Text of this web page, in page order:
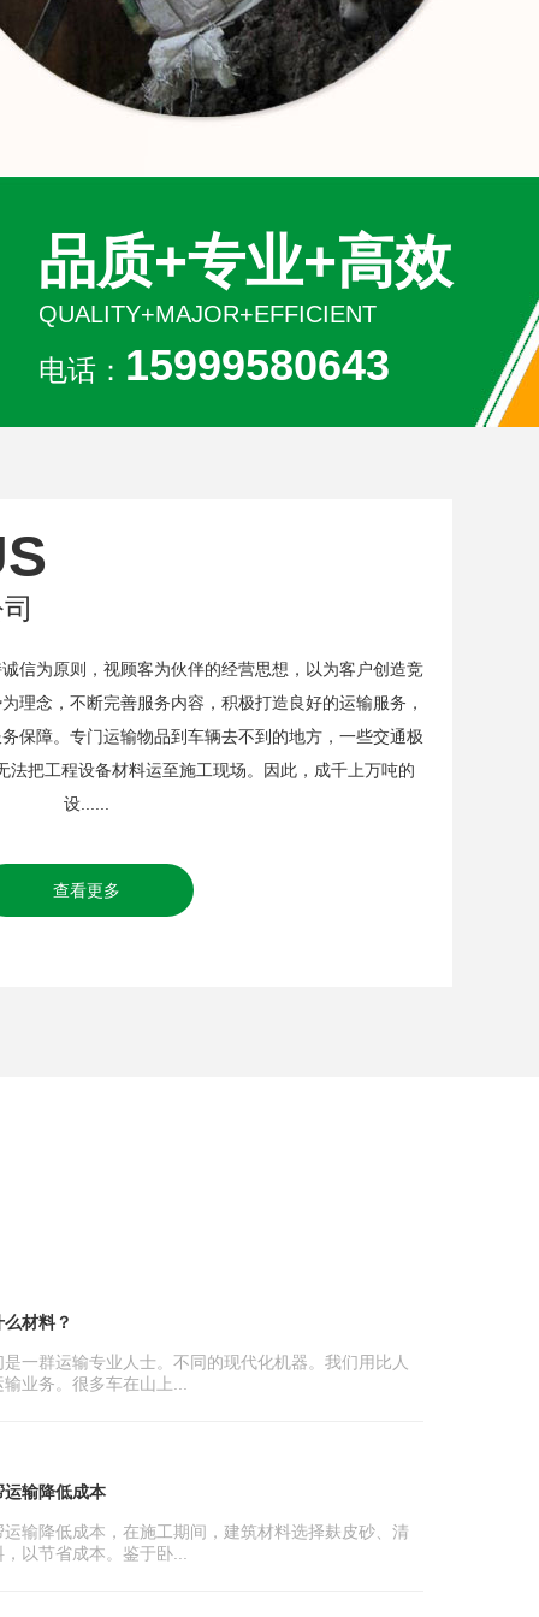
品质+专业+高效
QUALITY+MAJOR+EFFICIENT
电话： 15999580643
为原则，视顾客为伙伴的经营思想，以为客户创造竞
理念，不断完善服务内容，积极打造良好的运输服务，
保障。专门运输物品到车辆去不到的地方，一些交通极
法把工程设备材料运至施工现场。因此，成千上万吨的
设......
查看更多
材料？
一群运输专业人士。不同的现代化机器。我们用比人
业务。很多车在山上...
输降低成本
输降低成本，在施工期间，建筑材料选择麸皮砂、清
以节省成本。鉴于卧...